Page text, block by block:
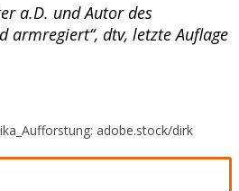
a.D. und Autor des
armregiert“, dtv, letzte Auflage
adobe.stock/dirk